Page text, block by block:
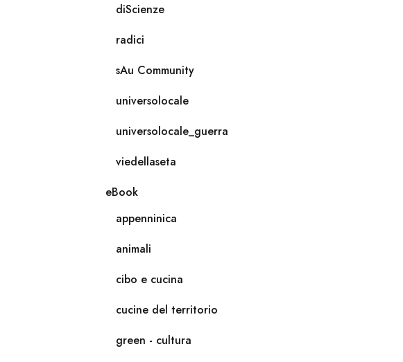
diScienze
radici
sAu Community
universolocale
universolocale_guerra
viedellaseta
eBook
appenninica
animali
cibo e cucina
cucine del territorio
green - cultura